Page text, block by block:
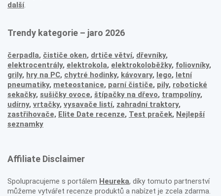
další.
Trendy kategorie – jaro 2026
čerpadla, čističe oken, drtiče větví, dřevníky,
elektrocentrály, elektrokola, elektrokoloběžky, foliovníky,
grily, hry na PC, chytré hodinky, kávovary, lego, letní
pneumatiky, meteostanice, parní čističe, pily, robotické
sekačky, sušičky ovoce, štípačky na dřevo, trampolíny,
udírny, vrtačky, vysavače listí, zahradní traktory,
zastřihovače, Elite Date recenze, Test praček, Nejlepší
seznamky
Affiliate Disclaimer
Spolupracujeme s portálem Heureka, díky tomuto partnerství
můžeme vytvářet recenze produktů a nabízet je zcela zdarma.